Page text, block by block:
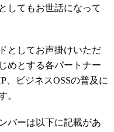
してもお世話になって
としてお声掛けいただ
めとする各パートナー
、ビジネスOSSの普及に
。
バーは以下に記載があ